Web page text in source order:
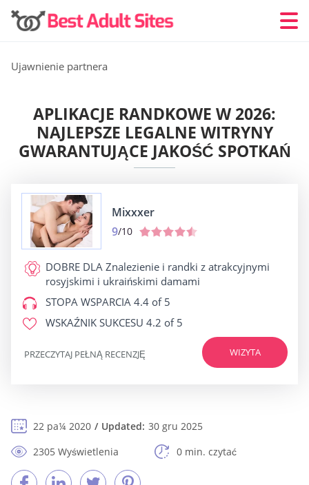
Ujawnienie partnera
APLIKACJE RANDKOWE W 2026:
NAJLEPSZE LEGALNE WITRYNY
GWARANTUJĄCE JAKOŚĆ SPOTKAŃ
Mixxxer
9/10
DOBRE DLA Znalezienie i randki z atrakcyjnymi
rosyjskimi i ukraińskimi damami
STOPA WSPARCIA 4.4 of 5
WSKAŹNIK SUKCESU 4.2 of 5
WIZYTA
PRZECZYTAJ PEŁNĄ RECENZJĘ
22 pa¼ 2020 Updated: 30 gru 2025
2305 Wyświetlenia
0 min. czytać